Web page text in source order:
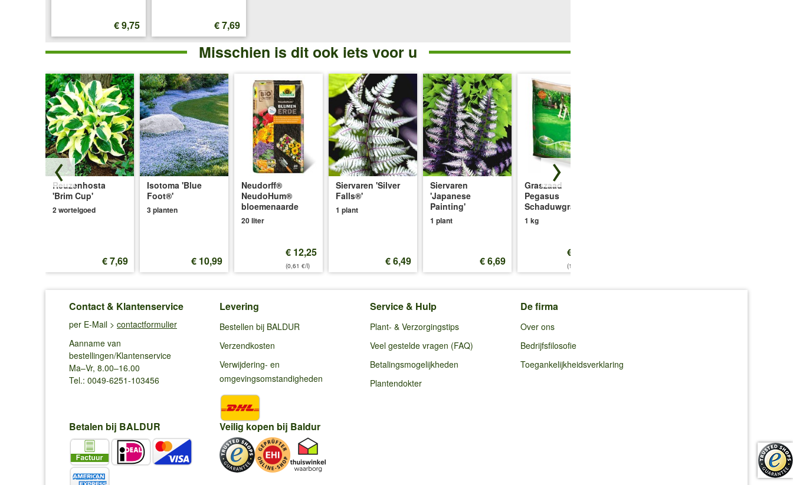
€ 9,75 € 7,69
Misschien is dit ook iets voor u
Reuzenhosta
'Brim Cup'
2 wortelgoed
€ 7,69
Isotoma 'Blue
Foot®'
3 planten
€ 10,99
Neudorff®
NeudoHum®
bloemenaarde
20 liter
€ 12,25
(0,61 €/l)
Siervaren 'Silver
Falls®'
1 plant
€ 6,49
Siervaren
'Japanese
Painting'
1 plant
€ 6,69
Graszaad
Pegasus
Schaduwgras 1 kg
1 kg
€ 14,25
(14,25 €/kg)
Contact & Klantenservice
per E-Mail > contactformulier
Aanname van
bestellingen/Klantenservice
Ma–Vr, 8.00–16.00
Tel.: 0049-6251-103456
Levering
Bestellen bij BALDUR
Verzendkosten
Verwijdering- en
omgevingsomstandigheden
Service & Hulp
Plant- & Verzorgingstips
Veel gestelde vragen (FAQ)
Betalingsmogelijkheden
Plantendokter
De firma
Over ons
Bedrijfsfilosofie
Toegankelijkheidsverklaring
Betalen bij BALDUR Veilig kopen bij Baldur